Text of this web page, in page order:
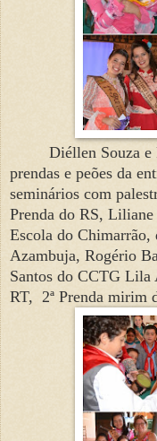
Diéllen Souza e
prendas e peões da
seminários com
Prenda do RS,
Escola do Chimarrão,
Azambuja, Rogério
Santos do CCTG Lila
RT,
2ª Prenda mirim